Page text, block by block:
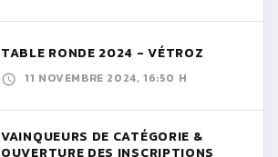
TABLE RONDE 2024 - VÉTROZ
11 NOVEMBRE 2024, 16:50 H
VAINQUEURS DE CATÉGORIE &